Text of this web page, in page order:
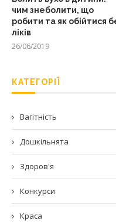
чим знеболити, що
робити та як обійтися
ліків
26/06/2019
КАТЕГОРІЇ
Вагітність
Дошкільнята
Здоров'я
Конкурси
Краса